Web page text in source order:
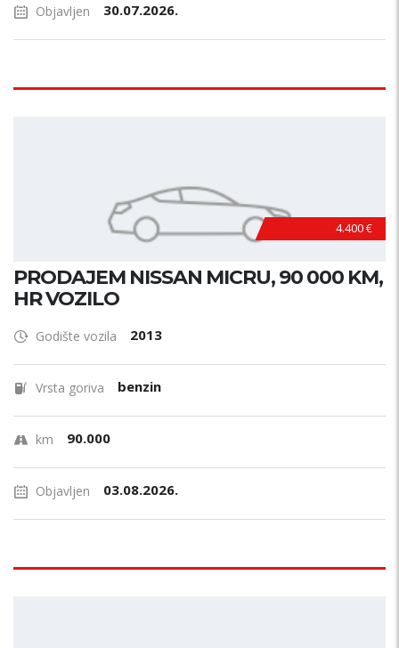
Objavljen 30.07.2026.
4.400 €
PRODAJEM NISSAN MICRU, 90 000 KM,
HR VOZILO
Godište vozila 2013
Vrsta goriva benzin
km 90.000
Objavljen 03.08.2026.